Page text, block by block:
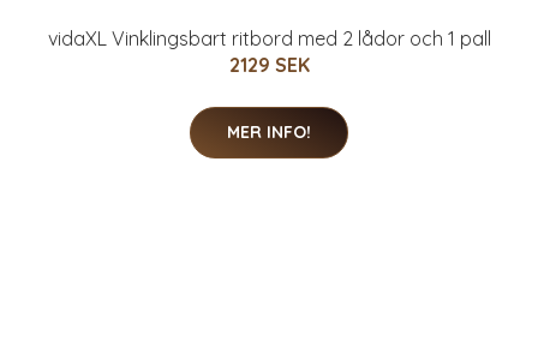
vidaXL Vinklingsbart ritbord med 2 lådor och 1 pall
2129 SEK
MER INFO!